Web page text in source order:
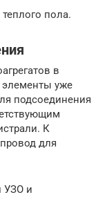
пола.
в
элементы уже
подсоединения
К
для
УЗО и